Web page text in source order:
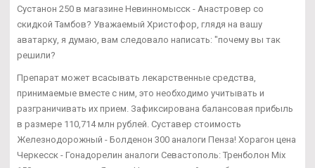
Сустанон 250 в магазине Невинномысск - Анастровер со
скидкой Тамбов? Уважаемый Христофор, глядя на вашу
аватарку, я думаю, вам следовало написать: "почему вы так
решили?
Препарат может всасывать лекарственные средства,
принимаемые вместе с ним, это необходимо учитывать и
разграничивать их прием. Зафиксирована балансовая прибыль
в размере 110,714 млн рублей. Суставер стоимость
Железнодорожный - Болденон 300 аналоги Пенза! Хорагон цена
Черкесск - Гонадорелин аналоги Севастополь: Тренболон Mix